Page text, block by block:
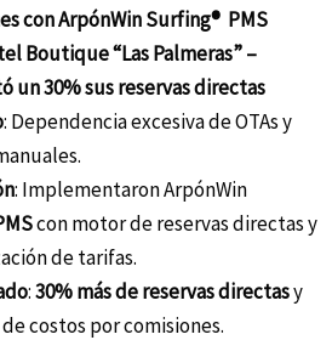
con ArpónWin Surfing® PMS
Boutique “Las Palmeras” –
un 30% sus reservas directas
: Dependencia excesiva de OTAs y
: Implementaron ArpónWin
con motor de reservas directas y
de tarifas.
:30% más de reservas directasy
costos por comisiones.